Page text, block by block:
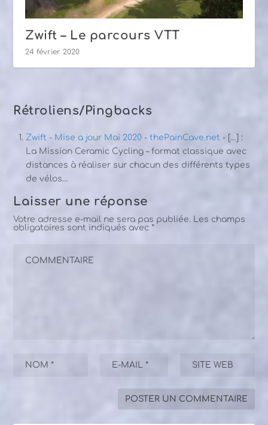
Zwift – Le parcours VTT
24 février 2020
Rétroliens/Pingbacks
Zwift - Mise a jour Mai 2020 - thePainCave.net - […] :
La Mission Ceramic Cycling – format classique avec
distances à réaliser sur chacun des différents types
de vélos…
Laisser une réponse
Votre adresse e-mail ne sera pas publiée. Les champs
obligatoires sont indiqués avec*